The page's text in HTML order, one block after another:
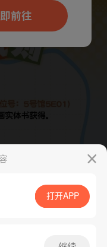
App免费看
打开APP
前往